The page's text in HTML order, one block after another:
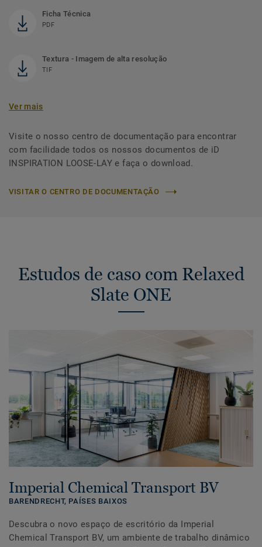
Ficha Técnica
PDF
Textura - Imagem de alta resolução
TIF
Ver mais
Visite o nosso centro de documentação para encontrar
com facilidade todos os nossos documentos de iD
INSPIRATION LOOSE-LAY e faça o download.
VISITAR O CENTRO DE DOCUMENTAÇÃO
Estudos de caso com Relaxed
Slate ONE
Imperial Chemical Transport BV
BARENDRECHT, PAÍSES BAIXOS
Descubra o novo espaço de escritório da Imperial
Chemical Transport BV, um ambiente de trabalho dinâmico